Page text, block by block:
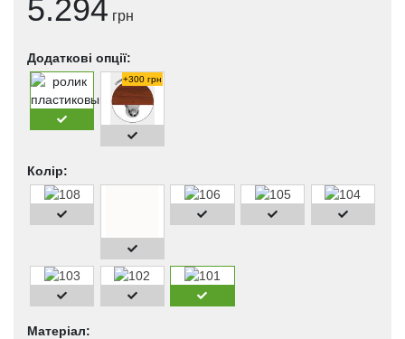
5.294 грн
Додаткові опції:
+300 грн
Колір:
Матеріал: